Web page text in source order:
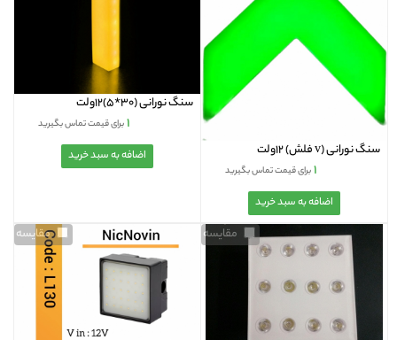
سنگ نورانی (v فلش) 12ولت
۱برای قیمت تماس بگیرید
سنگ نورانی (30*5)12ولت
۱برای قیمت تماس بگیرید
مقایسه مقایسه